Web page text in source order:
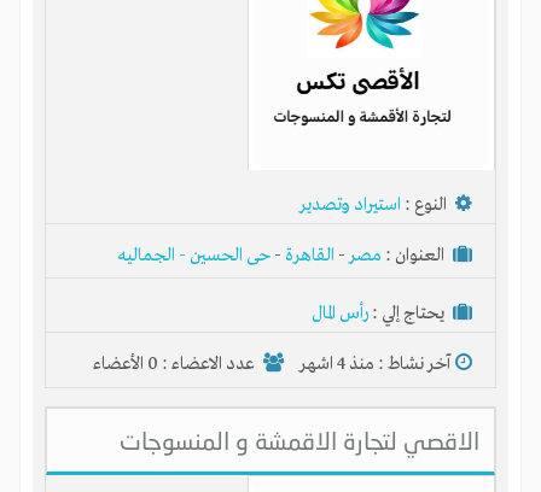
النوع : استيراد وتصدير
العنوان : مصر- القاهرة - حى الحسين - الجماليه
يحتاج إلي : رأس المال
آخر نشاط : منذ 4 اشهر عدد الاعضاء : 0 الأعضاء
الاقصي لتجارة الاقمشة و المنسوجات